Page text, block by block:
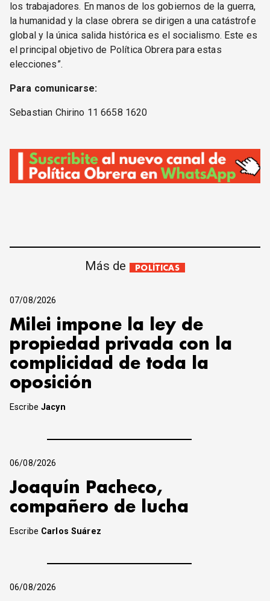
los trabajadores. En manos de los gobiernos de la guerra,
la humanidad y la clase obrera se dirigen a una catástrofe
global y la única salida histórica es el socialismo. Este es
el principal objetivo de Política Obrera para estas
elecciones”.
Para comunicarse:
Sebastian Chirino 11 6658 1620
Más de POLÍTICAS
07/08/2026
Milei impone la ley de
propiedad privada con la
complicidad de toda la
oposición
EscribeJacyn
06/08/2026
Joaquín Pacheco,
compañero de lucha
Escribe Carlos Suárez
06/08/2026